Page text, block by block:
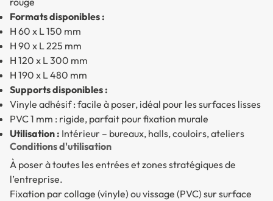
Formats disponibles :
H 60 x L 150 mm
H 90 x L 225 mm
H 120 x L 300 mm
H 190 x L 480 mm
Supports disponibles :
Vinyle adhésif : facile à poser, idéal pour les surfaces lisses
PVC 1 mm : rigide, parfait pour fixation murale
Utilisation : Intérieur – bureaux, halls, couloirs, ateliers
Conditions d'utilisation
À poser à toutes les entrées et zones stratégiques de
l’entreprise.
Fixation par collage (vinyle) ou vissage (PVC) sur surface